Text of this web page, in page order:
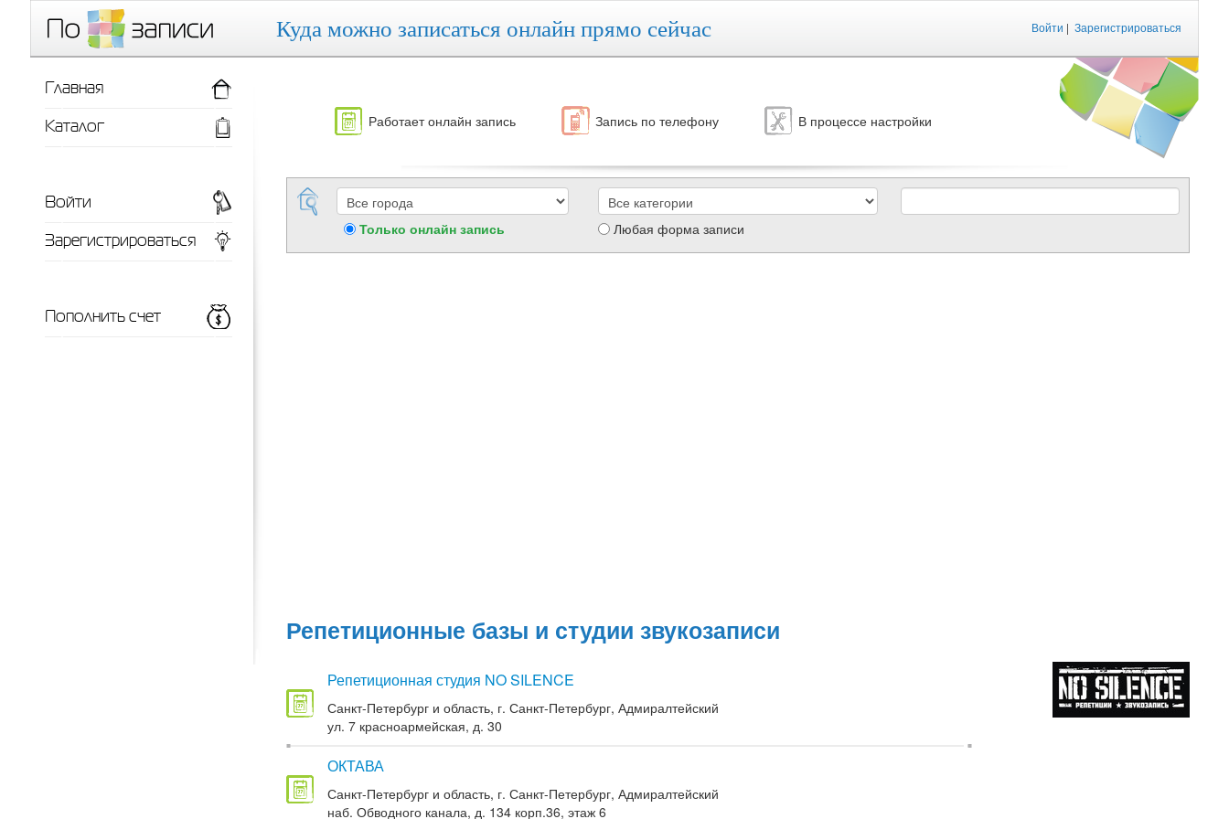
Войти | Зарегистрироваться
Куда можно записаться онлайн прямо сейчас
Работает онлайн запись Запись по телефону В процессе настройки
Только онлайн запись Любая форма записи
Репетиционные базы и студии звукозаписи
Репетиционная студия NO SILENCE
Санкт-Петербург и область, г. Санкт-Петербург, Адмиралтейский
ул. 7 красноармейская, д. 30
ОКТАВА
Санкт-Петербург и область, г. Санкт-Петербург, Адмиралтейский
наб. Обводного канала, д. 134 корп.36, этаж 6
Главная
Каталог
Войти
Зарегистрироваться
Пополнить счет